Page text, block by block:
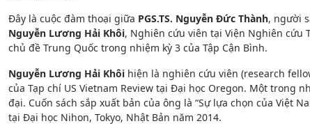
Đây là cuộc đàm thoại giữa PGS.TS. Nguyễn Đức Thành, người
Nguyễn Lương Hải Khôi, Nghiên cứu viên tại Viện Nghiên cứu
chủ đề Trung Quốc trong nhiệm kỳ 3 của Tập Cận Bình.
Nguyễn Lương Hải Khôi hiện là nghiên cứu viên (research
của Tạp chí US Vietnam Review tại Đại học Oregon. Một trong
đại. Cuốn sách sắp xuất bản của ông là “Sự lựa chọn của Việt
tại Đại học Nihon, Tokyo, Nhật Bản năm 2014.